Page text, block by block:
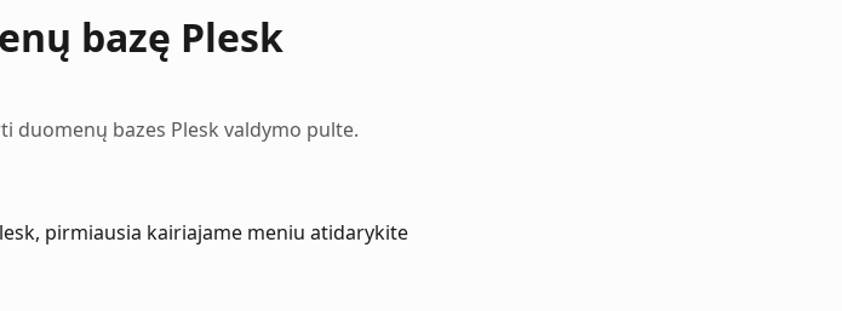
bazę Plesk
duomenų bazes Plesk valdymo pulte.
pirmiausia kairiajame meniu atidarykite